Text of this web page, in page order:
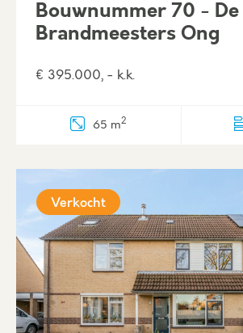
Bouwnummer 70 - De
Brandmeesters Ong
€ 395.000, - k.k.
65 m2
Verkocht